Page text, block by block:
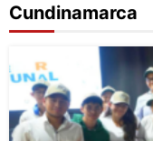
Cundinamarca